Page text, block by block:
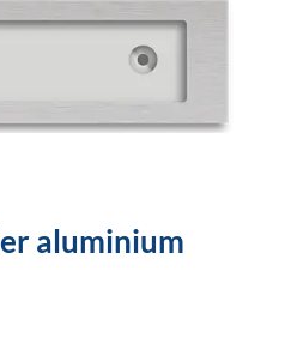
aluminium